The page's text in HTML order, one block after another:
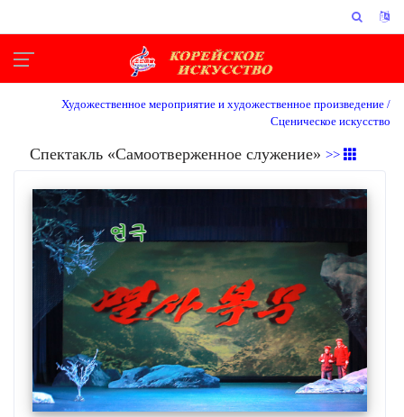
Художественное мероприятие и художественное произведение /
Сценическое искусство
Спектакль «Самоотверженное служение» >>